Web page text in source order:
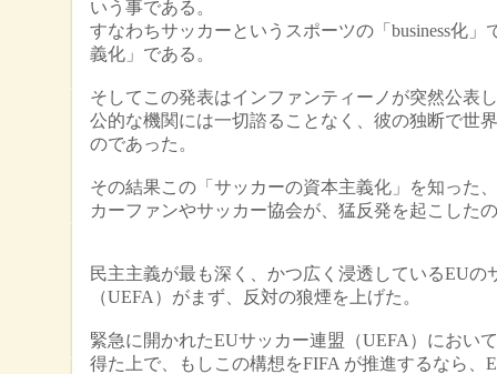
いう事である。
すなわちサッカーというスポーツの「business化」
義化」である。
そしてこの発表はインファンティーノが突然公表
公的な機関には一切諮ることなく、彼の独断で世
のであった。
その結果この「サッカーの資本主義化」を知った
カーファンやサッカー協会が、猛反発を起こした
民主主義が最も深く、かつ広く浸透しているEUの
（UEFA）がまず、反対の狼煙を上げた。
緊急に開かれたEUサッカー連盟（UEFA）におい
得た上で、もしこの構想をFIFA が推進するなら、